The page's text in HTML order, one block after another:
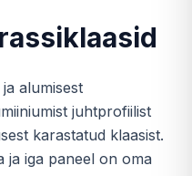
alumisest
juhtprofiilist
karastatud klaasist.
ja iga paneel on oma